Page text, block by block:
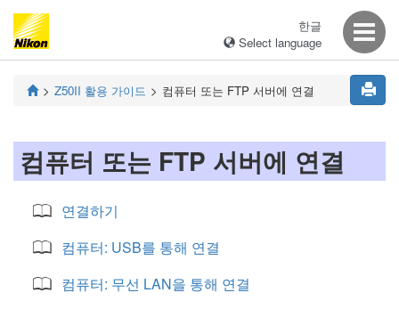
한글
Select language
Z50II 활용 가이드 컴퓨터 또는 FTP 서버에 연결
컴퓨터 또는 FTP 서버에 연결
연결하기
컴퓨터: USB를 통해 연결
컴퓨터: 무선 LAN을 통해 연결